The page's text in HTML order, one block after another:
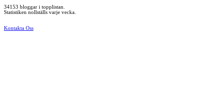
34153 bloggar i topplistan.
Statistiken nollställs varje vecka.
Kontakta Oss